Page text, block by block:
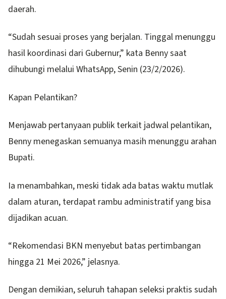
daerah.
“Sudah sesuai proses yang berjalan. Tinggal menunggu
hasil koordinasi dari Gubernur,” kata Benny saat
dihubungi melalui WhatsApp, Senin (23/2/2026).
Kapan Pelantikan?
Menjawab pertanyaan publik terkait jadwal pelantikan,
Benny menegaskan semuanya masih menunggu arahan
Bupati.
Ia menambahkan, meski tidak ada batas waktu mutlak
dalam aturan, terdapat rambu administratif yang bisa
dijadikan acuan.
“Rekomendasi BKN menyebut batas pertimbangan
hingga 21 Mei 2026,” jelasnya.
Dengan demikian, seluruh tahapan seleksi praktis sudah